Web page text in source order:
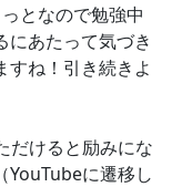
となので勉強中
にあたって気づき
すね！引き続きよ
だけると励みにな
YouTubeに遷移し